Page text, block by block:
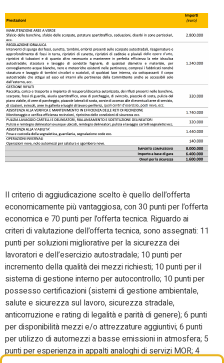
Il criterio di aggiudicazione scelto è quello dell’offerta
economicamente più vantaggiosa, con 30 punti per l’offerta
economica e 70 punti per l’offerta tecnica. Riguardo ai
criteri di valutazione dell’offerta tecnica, sono assegnati: 11
punti per soluzioni migliorative per la sicurezza dei
lavoratori e dell’esercizio autostradale; 10 punti per
incremento della qualità dei mezzi richiesti; 10 punti per il
sistema di gestione interno per autocontrollo; 10 punti per
possesso certificazioni (sistemi di gestione ambientale,
salute e sicurezza sul lavoro, sicurezza stradale,
anticorruzione e rating di legalità e parità di genere); 6 punti
per disponibilità mezzi e/o attrezzature aggiuntivi; 6 punti
per utilizzo di automezzi a basse emissioni in atmosfera; 5
punti per esperienza in appalti analoghi di servizi MOR; 4